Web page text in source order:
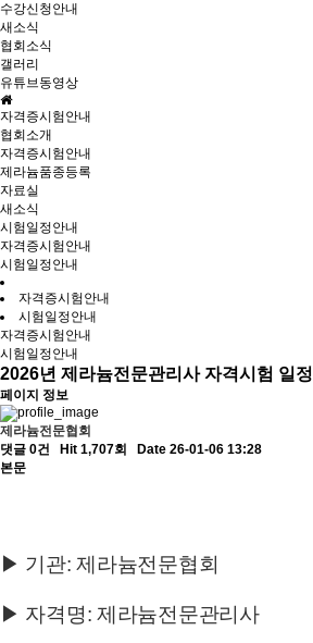
수강신청안내
새소식
협회소식
갤러리
유튜브동영상
자격증시험안내
협회소개
자격증시험안내
제라늄품종등록
자료실
새소식
시험일정안내
자격증시험안내
시험일정안내
자격증시험안내
시험일정안내
자격증시험안내
시험일정안내
2026년 제라늄전문관리사 자격시험 일정
페이지 정보
제라늄전문협회
댓글 0건
Hit 1,707회
Date 26-01-06 13:28
본문
▶ 기관: 제라늄전문협회
▶ 자격명: 제라늄전문관리사